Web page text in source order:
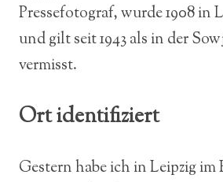
Pressefotograf, wurde 1908 in
und gilt seit 1943 als in der
vermisst.
Ort identifiziert
Gestern habe ich in Leipzig im